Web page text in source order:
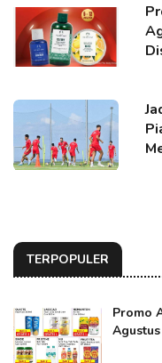
TERPOPULER
Promo